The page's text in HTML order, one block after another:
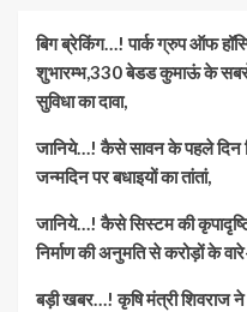
बिग ब्रेकिंग…! पार्क ग्रुप ऑफ
शुभारम्भ,330 बेडड कुमाऊं के
सुविधा का दावा,
जानिये…! कैसे सावन के पहले दिन
जन्मदिन पर बधाइयों का तांतां,
जानिये…! कैसे सिस्टम की
निर्माण की अनुमति से करोड़ों के
बड़ी खबर…! कृषि मंत्री शिवराज ने